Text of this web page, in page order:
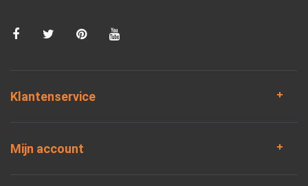
Klantenservice
Mijn account